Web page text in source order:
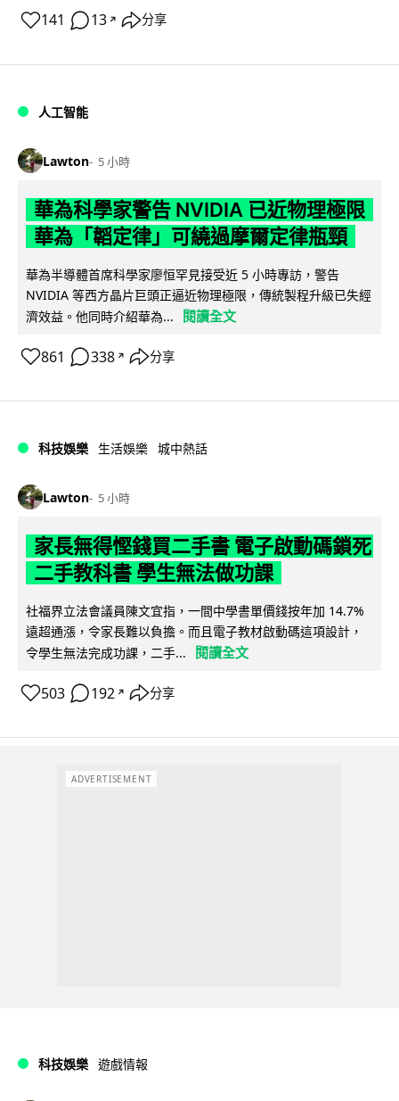
141 13 ↗ 分享
人工智能
Lawton 5 小時
華為科學家警告 NVIDIA 已近物理極限
華為「韜定律」可繞過摩爾定律瓶頸
華為半導體首席科學家廖恒罕見接受近 5 小時專訪，警告
NVIDIA 等西方晶片巨頭正逼近物理極限，傳統製程升級已失經
濟效益。他同時介紹華為...
閱讀全文
861 338 ↗ 分享
科技娛樂 生活娛樂 城中熱話
Lawton 5 小時
家長無得慳錢買二手書 電子啟動碼鎖死
二手教科書 學生無法做功課
社福界立法會議員陳文宜指，一間中學書單價錢按年加 14.7%
遠超通漲，令家長難以負擔。而且電子教材啟動碼這項設計，
令學生無法完成功課，二手...
閱讀全文
503 192 ↗ 分享
ADVERTISEMENT
科技娛樂 遊戲情報